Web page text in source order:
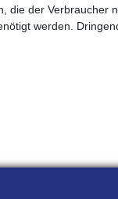
die der
werden.